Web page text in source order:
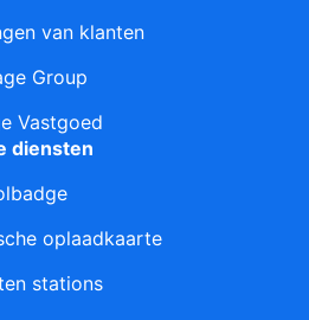
van klanten
Group
Vastgoed
diensten
oplaadkaarte
stations